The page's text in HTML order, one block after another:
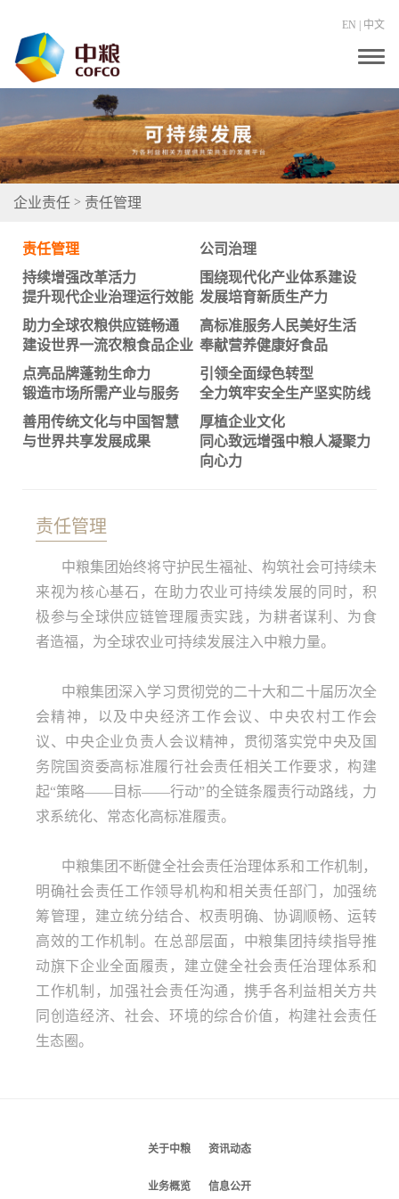
EN 中文
T
g
l
e
n
a
v
企业责任 > 责任管理
责任管理
公司治理
持续增强改革活力
提升现代企业治理运行效能
围绕现代化产业体系建设
发展培育新质生产力
助力全球农粮供应链畅通
建设世界一流农粮食品企业
高标准服务人民美好生活
奉献营养健康好食品
点亮品牌蓬勃生命力
锻造市场所需产业与服务
引领全面绿色转型
全力筑牢安全生产坚实防线
善用传统文化与中国智慧
与世界共享发展成果
厚植企业文化
同心致远增强中粮人凝聚力
向心力
责任管理
中粮集团始终将守护民生福祉、构筑社会可持续未
来视为核心基石，在助力农业可持续发展的同时，积
极参与全球供应链管理履责实践，为耕者谋利、为食
者造福，为全球农业可持续发展注入中粮力量。
中粮集团深入学习贯彻党的二十大和二十届历次全
会精神，以及中央经济工作会议、中央农村工作会
议、中央企业负责人会议精神，贯彻落实党中央及国
务院国资委高标准履行社会责任相关工作要求，构建
起“策略——目标——行动”的全链条履责行动路线，力
求系统化、常态化高标准履责。
中粮集团不断健全社会责任治理体系和工作机制，
明确社会责任工作领导机构和相关责任部门，加强统
筹管理，建立统分结合、权责明确、协调顺畅、运转
高效的工作机制。在总部层面，中粮集团持续指导推
动旗下企业全面履责，建立健全社会责任治理体系和
工作机制，加强社会责任沟通，携手各利益相关方共
同创造经济、社会、环境的综合价值，构建社会责任
生态圈。
关于中粮 资讯动态
业务概览 信息公开